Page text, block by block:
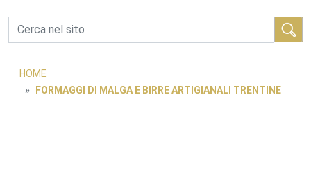
Cerca
HOME
FORMAGGI DI MALGA E BIRRE ARTIGIANALI TRENTINE